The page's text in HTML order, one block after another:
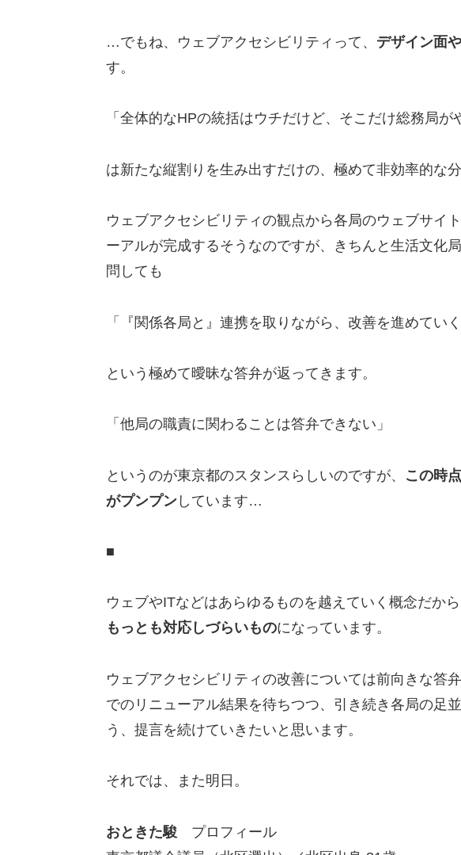
…でもね、ウェブアクセシビリティって、 デザイン面
す。
「全体的なHPの統括はウチだけど、そこだけ総務局が
は新たな縦割りを生み出すだけの、極めて非効率的な
ウェブアクセシビリティの観点から各局のウェブサイ
ーアルが完成するそうなのですが、きちんと生活文化
問しても
「『関係各局と』連携を取りながら、改善を進めていく
という極めて曖昧な答弁が返ってきます。
「他局の職責に関わることは答弁できない」
というのが東京都のスタンスらしいのですが、
この時
がプンプンしています…
■
ウェブやITなどはあらゆるものを越えていく概念だから
もっとも対応しづらいものになっています。
ウェブアクセシビリティの改善については前向きな答
でのリニューアル結果を待ちつつ、引き続き各局の足
う、提言を続けていきたいと思います。
それでは、また明日。
おときた駿プロフィール